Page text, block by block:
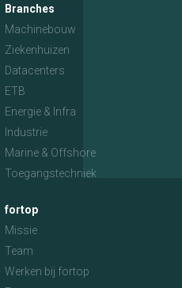
Branches
Machinebouw
Ziekenhuizen
Datacenters
ETB
Energie & Infra
Industrie
Marine & Offshore
Toegangstechniek
fortop
Missie
Team
Werken bij fortop